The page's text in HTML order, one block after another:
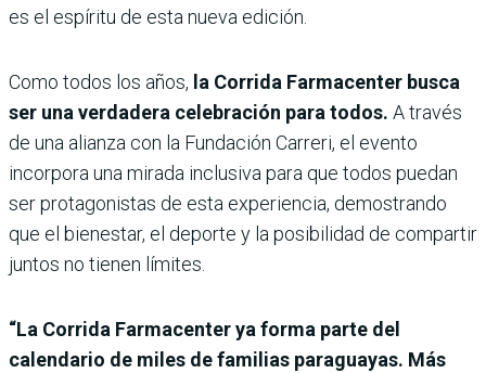
es el espíritu de esta nueva edición.
Como todos los años, la Corrida Farmacenter busca
ser una verdadera celebración para todos. A través
de una alianza con la Fundación Carreri, el evento
incorpora una mirada inclusiva para que todos puedan
ser protagonistas de esta experiencia, demostrando
que el bienestar, el deporte y la posibilidad de compartir
juntos no tienen límites.
“La Corrida Farmacenter ya forma parte del
calendario de miles de familias paraguayas. Más